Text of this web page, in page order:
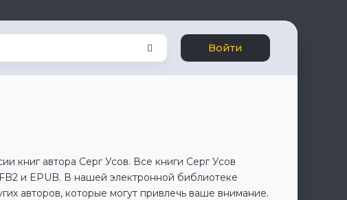
Войти
книг автора Серг Усов. Все книги Серг Усов
и EPUB. В нашей электронной библиотеке
авторов, которые могут привлечь ваше внимание.